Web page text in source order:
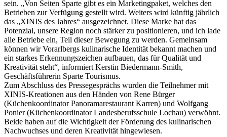
sein. „Von Seiten Sparte gibt es ein Marketingpaket, welches den
Betrieben zur Verfügung gestellt wird. Weiters wird künftig jährlich
das „XINIS des Jahres“ ausgezeichnet. Diese Marke hat das
Potenzial, unsere Region noch stärker zu positionieren, und ich lade
alle Betriebe ein, Teil dieser Bewegung zu werden. Gemeinsam
können wir Vorarlbergs kulinarische Identität bekannt machen und
ein starkes Erkennungszeichen aufbauen, das für Qualität und
Kreativität steht“, informiert Kerstin Biedermann-Smith,
Geschäftsführerin Sparte Tourismus.
Zum Abschluss des Pressegesprächs wurden die Teilnehmer mit
XINIS-Kreationen aus den Händen von Rene Bürger
(Küchenkoordinator Panoramarestaurant Karren) und Wolfgang
Ponier (Küchenkoordinator Landesberufsschule Lochau) verwöhnt.
Beide haben auf die Wichtigkeit der Förderung des kulinarischen
Nachwuchses und deren Kreativität hingewiesen.